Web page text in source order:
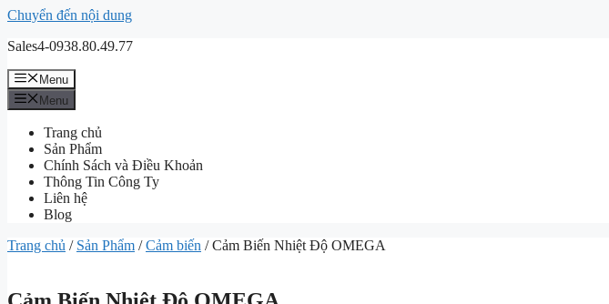
Chuyển đến nội dung
Sales4-0938.80.49.77
Menu
Menu
Trang chủ
Sản Phẩm
Chính Sách và Điều Khoản
Thông Tin Công Ty
Liên hệ
Blog
Trang chủ / Sản Phẩm /Cảm biến / Cảm Biến Nhiệt Độ OMEGA